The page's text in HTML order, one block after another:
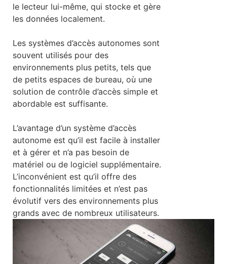
le lecteur lui-même, qui stocke et gère
les données localement.
Les systèmes d’accès autonomes sont
souvent utilisés pour des
environnements plus petits, tels que
de petits espaces de bureau, où une
solution de contrôle d’accès simple et
abordable est suffisante.
L’avantage d’un système d’accès
autonome est qu’il est facile à installer
et à gérer et n’a pas besoin de
matériel ou de logiciel supplémentaire.
L’inconvénient est qu’il offre des
fonctionnalités limitées et n’est pas
évolutif vers des environnements plus
grands avec de nombreux utilisateurs.